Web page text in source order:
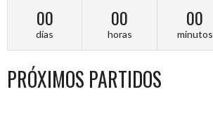
00
días
00
horas
00
minutos
PRÓXIMOS PARTIDOS